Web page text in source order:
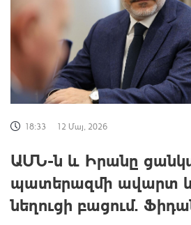
18:33 12 Մայ, 2026
ԱՄՆ-ն և Իրանը
պատերազմի ավարտ և
նեղուցի բացում.